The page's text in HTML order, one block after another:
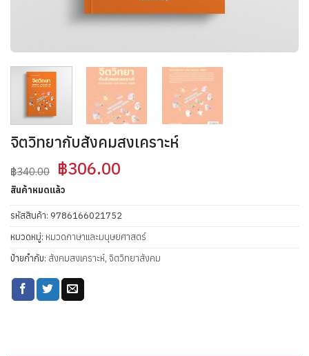
จิตวิทยากับสังคมสงเคราะห์
฿340.00 Original
price
was:
฿340.00.
฿306.00Current
is:
฿306.00.
สินค้าหมดแล้ว
รหัสสินค้า: 9786166021752
หมวดหมู่: หมวดภาษาและมนุษยศาสตร์
ป้ายกำกับ: สังคมสงเคราะห์, จิตวิทยาสังคม